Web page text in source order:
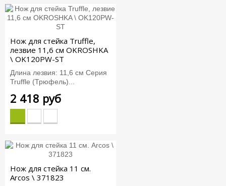
Нож для стейка Truffle,
лезвие 11,6 см OKROSHKA
\ OK120PW-ST
Длина лезвия: 11,6 см Серия
Truffle (Трюфель)...
2 418 руб
Нож для стейка 11 см.
Arcos \ 371823